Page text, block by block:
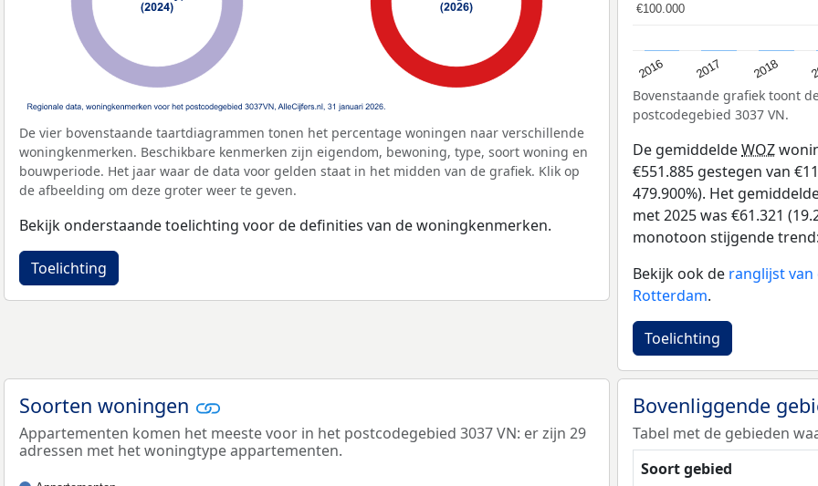
De vier bovenstaande taartdiagrammen tonen het percentage woningen naar verschillende
woningkenmerken. Beschikbare kenmerken zijn eigendom, bewoning, type, soort woning en
bouwperiode. Het jaar waar de data voor gelden staat in het midden van de grafiek. Klik op
de afbeelding om deze groter weer te geven.
Bekijk onderstaande toelichting voor de definities van de woningkenmerken.
Toelichting
2016 2017 2018
€100.000
€100.000
Bovenstaande grafiek toont
postcodegebied 3037 VN.
De gemiddeldeWOZ
€551.885 gestegen van
479.900%). Het
met 2025 was €61.321
monotoon stijgende
Bekijk ook de ranglijst
Rotterdam.
Toelichting
Soorten woningen
Appartementen komen het meeste voor in het postcodegebied 3037 VN: er zijn 29
adressen met het woningtype appartementen.
Bovenliggende
Tabel met de gebieden
Soort gebied